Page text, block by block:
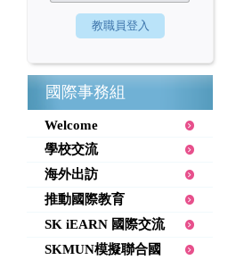
國際事務組
Welcome
學校交流
海外出訪
推動國際教育
SK iEARN 國際交流
SKMUN模擬聯合國